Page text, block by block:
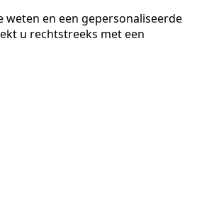
weten en een gepersonaliseerde
u rechtstreeks met een